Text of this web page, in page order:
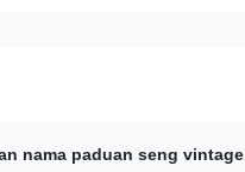
nama paduan seng vintage